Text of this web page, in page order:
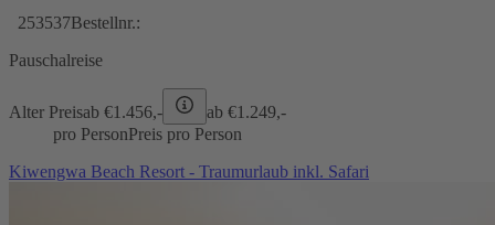
253537Bestellnr.:
Pauschalreise
Alter Preisab €1.456,- ab €1.249,-
pro PersonPreis pro Person
Kiwengwa Beach Resort - Traumurlaub inkl. Safari